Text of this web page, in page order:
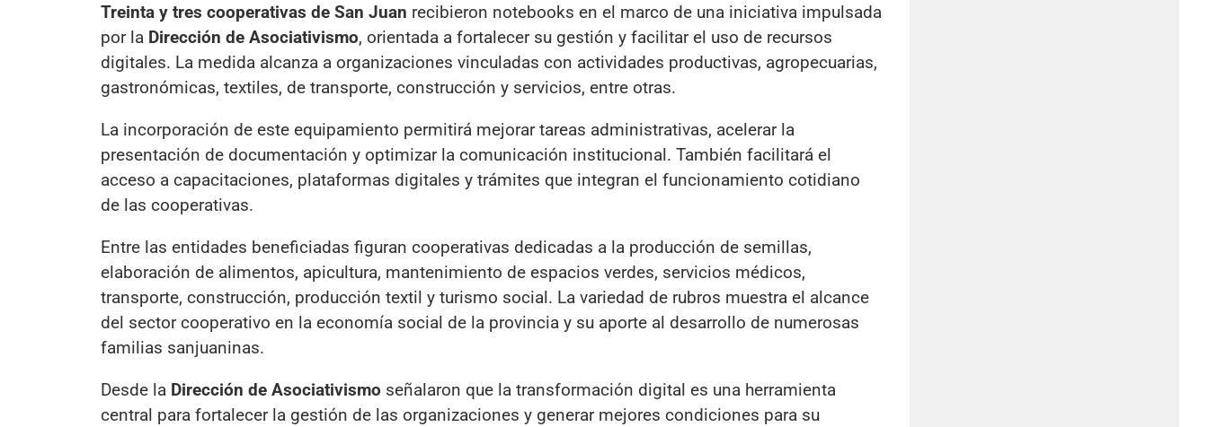
Treinta y tres cooperativas de San Juan recibieron notebooks en el marco de una iniciativa impulsada
por la Dirección de Asociativismo, orientada a fortalecer su gestión y facilitar el uso de recursos
digitales. La medida alcanza a organizaciones vinculadas con actividades productivas, agropecuarias,
gastronómicas, textiles, de transporte, construcción y servicios, entre otras.
La incorporación de este equipamiento permitirá mejorar tareas administrativas, acelerar la
presentación de documentación y optimizar la comunicación institucional. También facilitará el
acceso a capacitaciones, plataformas digitales y trámites que integran el funcionamiento cotidiano
de las cooperativas.
Entre las entidades beneficiadas figuran cooperativas dedicadas a la producción de semillas,
elaboración de alimentos, apicultura, mantenimiento de espacios verdes, servicios médicos,
transporte, construcción, producción textil y turismo social. La variedad de rubros muestra el alcance
del sector cooperativo en la economía social de la provincia y su aporte al desarrollo de numerosas
familias sanjuaninas.
Desde la Dirección de Asociativismo señalaron que la transformación digital es una herramienta
central para fortalecer la gestión de las organizaciones y generar mejores condiciones para su